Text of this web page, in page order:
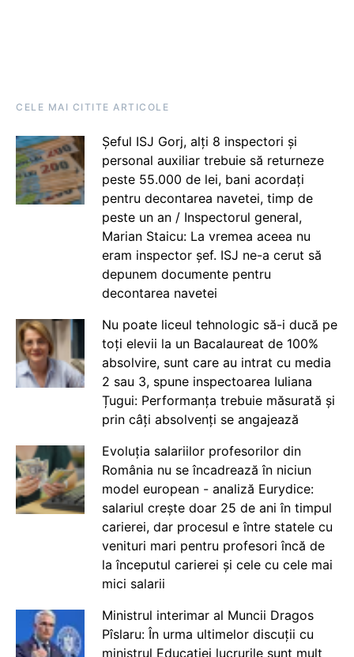
CELE MAI CITITE ARTICOLE
Șeful ISJ Gorj, alți 8 inspectori și
personal auxiliar trebuie să returneze
peste 55.000 de lei, bani acordați
pentru decontarea navetei, timp de
peste un an / Inspectorul general,
Marian Staicu: La vremea aceea nu
eram inspector șef. ISJ ne-a cerut să
depunem documente pentru
decontarea navetei
Nu poate liceul tehnologic să-i ducă pe
toți elevii la un Bacalaureat de 100%
absolvire, sunt care au intrat cu media
2 sau 3, spune inspectoarea Iuliana
Țugui: Performanța trebuie măsurată și
prin câți absolvenți se angajează
Evoluția salariilor profesorilor din
România nu se încadrează în niciun
model european - analiză Eurydice:
salariul crește doar 25 de ani în timpul
carierei, dar procesul e între statele cu
venituri mari pentru profesori încă de
la începutul carierei și cele cu cele mai
mici salarii
Ministrul interimar al Muncii Dragos
Pîslaru: În urma ultimelor discuții cu
ministrul Educației lucrurile sunt mult